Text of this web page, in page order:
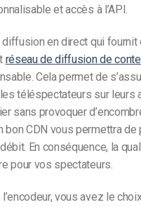
et accès à l’API.
en direct qui
réseau de diffusion de
Cela permet de
téléspectateurs sur leurs
sans provoquer
bon CDN vous permettra
En conséquence, la
pour vos spectateurs.
vous avez le